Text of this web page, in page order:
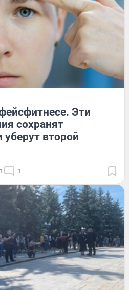
Эти
сохранят
второй
1